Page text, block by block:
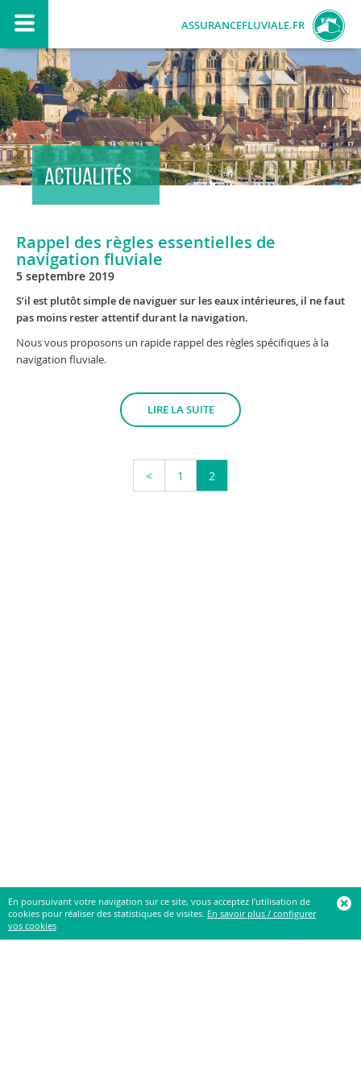
ASSURANCEFLUVIALE.FR
ACTUALITÉS
Rappel des règles essentielles de
navigation fluviale
5 septembre 2019
S’il est plutôt simple de naviguer sur les eaux intérieures, il ne faut
pas moins rester attentif durant la navigation.
Nous vous proposons un rapide rappel des règles spécifiques à la
navigation fluviale.
LIRE LA SUITE
< 1 2
En poursuivant votre navigation sur ce site, vous acceptez l’utilisation de
cookies pour réaliser des statistiques de visites. En savoir plus / configurer
vos cookies